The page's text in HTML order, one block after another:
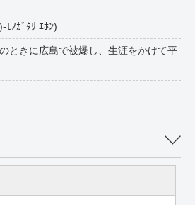
ﾉｶﾞﾀﾘ ｴﾎﾝ)
ときに広島で被爆し、生涯をかけて平